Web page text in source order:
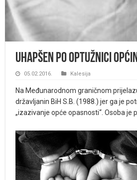
Uhapšen po optužnici
05.02.2016. Kalesija
Na Međunarodnom graničnom
državljanin BiH S.B. (1988.) jer ga je
„izazivanje opće opasnosti“. Osoba